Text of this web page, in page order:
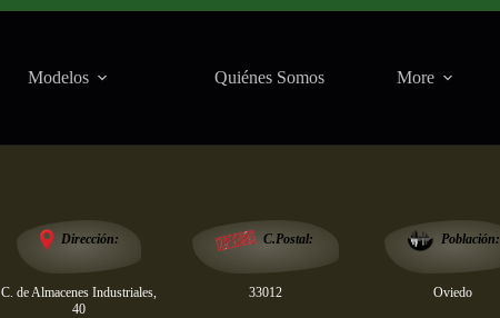
Modelos Quiénes Somos More
Dirección:
C. de Almacenes Industriales,
40
C.Postal:
33012
Población:
Oviedo